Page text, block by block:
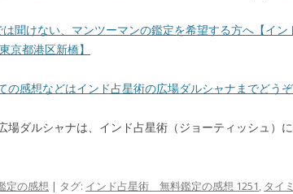
聞けない、マンツーマンの鑑定を希望する方へ【イ
京都港区新橋】
の感想などはインド占星術の広場ダルシャナまでど
場ダルシャナは、インド占星術（ジョーティッシュ）
定の感想 | タグ: インド占星術 無料鑑定の感想 1251, タイ